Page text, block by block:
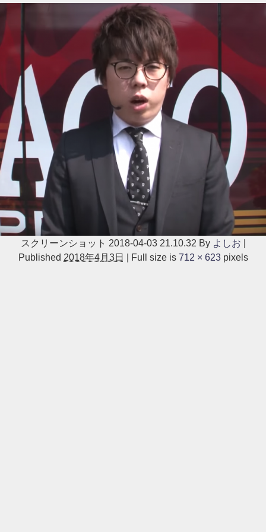
スクリーンショット 2018-04-03 21.10.32 By よしお
Published 2018年4月3日 Full size is 712 × 623pixels